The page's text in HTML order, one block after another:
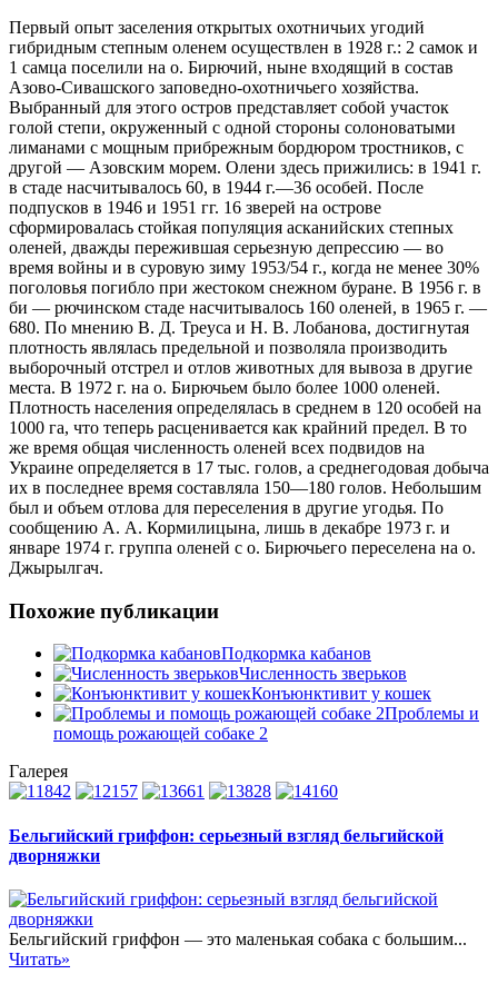
Первый опыт заселения открытых охотничьих угодий
гибридным степным оленем осуществлен в 1928 г.: 2 самок и
1 самца поселили на о. Бирючий, ныне входящий в состав
Азово-Сивашского заповедно-охотничьего хозяйства.
Выбранный для этого остров представляет собой участок
голой степи, окруженный с одной стороны солоноватыми
лиманами с мощным прибрежным бордюром тростников, с
другой — Азовским морем. Олени здесь прижились: в 1941 г.
в стаде насчитывалось 60, в 1944 г.—36 особей. После
подпусков в 1946 и 1951 гг. 16 зверей на острове
сформировалась стойкая популяция асканийских степных
оленей, дважды пережившая серьезную депрессию — во
время войны и в суровую зиму 1953/54 г., когда не менее 30%
поголовья погибло при жестоком снежном буране. В 1956 г. в
би — рючинском стаде насчитывалось 160 оленей, в 1965 г. —
680. По мнению В. Д. Треуса и Н. В. Лобанова, достигнутая
плотность являлась предельной и позволяла производить
выборочный отстрел и отлов животных для вывоза в другие
места. В 1972 г. на о. Бирючьем было более 1000 оленей.
Плотность населения определялась в среднем в 120 особей на
1000 га, что теперь расценивается как крайний предел. В то
же время общая численность оленей всех подвидов на
Украине определяется в 17 тыс. голов, а среднегодовая добыча
их в последнее время составляла 150—180 голов. Небольшим
был и объем отлова для переселения в другие угодья. По
сообщению А. А. Кормилицына, лишь в декабре 1973 г. и
январе 1974 г. группа оленей с о. Бирючьего переселена на о.
Джырылгач.
Похожие публикации
Подкормка кабанов
Численность зверьков
Конъюнктивит у кошек
Проблемы и
помощь рожающей собаке 2
Галерея
Бельгийский гриффон: серьезный взгляд бельгийской
дворняжки
Бельгийский гриффон — это маленькая собака с большим...
Читать»